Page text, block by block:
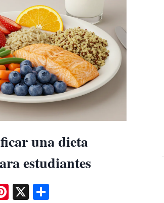
una dieta
estudiantes
Pinterest
X